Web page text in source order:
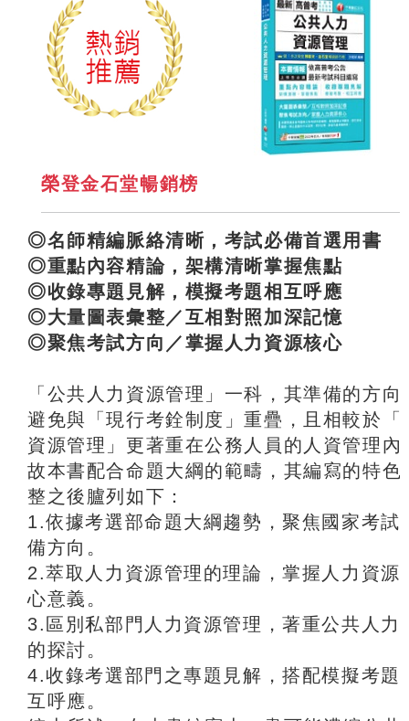
榮登金石堂暢銷榜
◎名師精編脈絡清晰，考試必備首選用書
◎重點內容精論，架構清晰掌握焦點
◎收錄專題見解，模擬考題相互呼應
◎大量圖表彙整／互相對照加深記憶
◎聚焦考試方向／掌握人力資源核心
「公共人力資源管理」一科，其準備的方向
避免與「現行考銓制度」重疊，且相較於「
資源管理」更著重在公務人員的人資管理內
故本書配合命題大綱的範疇，其編寫的特色
整之後臚列如下：
1.依據考選部命題大綱趨勢，聚焦國家考試
備方向。
2.萃取人力資源管理的理論，掌握人力資源
心意義。
3.區別私部門人力資源管理，著重公共人力
的探討。
4.收錄考選部門之專題見解，搭配模擬考題
互呼應。